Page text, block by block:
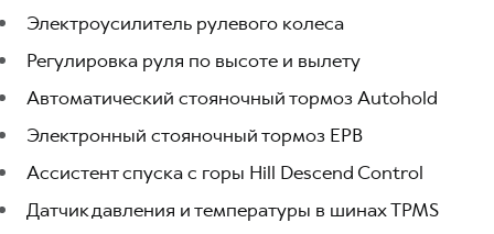
Электроусилитель рулевого колеса
Регулировка руля по высоте и вылету
Автоматический стояночный тормоз Аutohold
Электронный стояночный тормоз EPB
Ассистент спуска с горы Hill Descend Control
Датчик давления и температуры в шинах TPMS